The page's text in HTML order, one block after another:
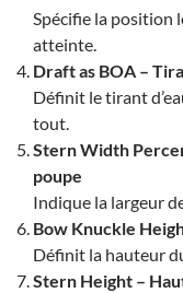
Spécifie la position
atteinte.
Draft as BOA –
Définit le tirant
tout.
Stern Width
poupe
Indique la largeur
Bow Knuckle
Définit la hauteur
Stern Height –